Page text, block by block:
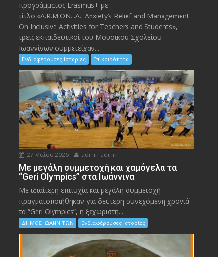
προγράμματος Erasmus+ με
τίτλο «A.R.M.ON.I.A.: Anxiety’s Relief and Management
On Inclusive Activities for Teachers and Students»,
τρεις εκπαιδευτικοί του Μουσικού Σχολείου
Ιωαννίνων συμμετείχαν...
Ενδιαφέρουσες Ιστορίες Επικαιρότητα
27 Μαΐου 2026 admin admin
Με μεγάλη συμμετοχή και χαμόγελα τα
“Geri Olympics” στα Ιωάννινα
Με ιδιαίτερη επιτυχία και μεγάλη συμμετοχή
πραγματοποιήθηκαν για δεύτερη συνεχόμενη χρονιά
τα “Geri Olympics”, η ξεχωριστή...
ΔΗΜΟΣ ΙΩΑΝΝΙΤΩΝ Ενδιαφέρουσες Ιστορίες